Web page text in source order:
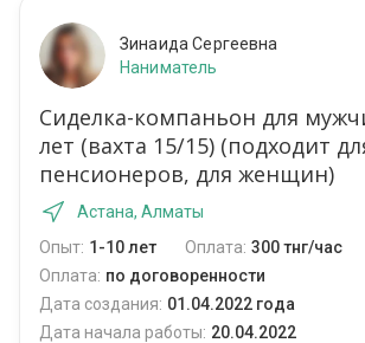
Зинаида Сергеевна
Наниматель
Сиделка-компаньон для
лет (вахта 15/15) (подходит
пенсионеров, для женщин)
Астана, Алматы
Опыт: 1-10 лет Оплата: 300 тнг/час
Оплата: по договоренности
Дата создания: 01.04.2022 года
Дата начала работы: 20.04.2022